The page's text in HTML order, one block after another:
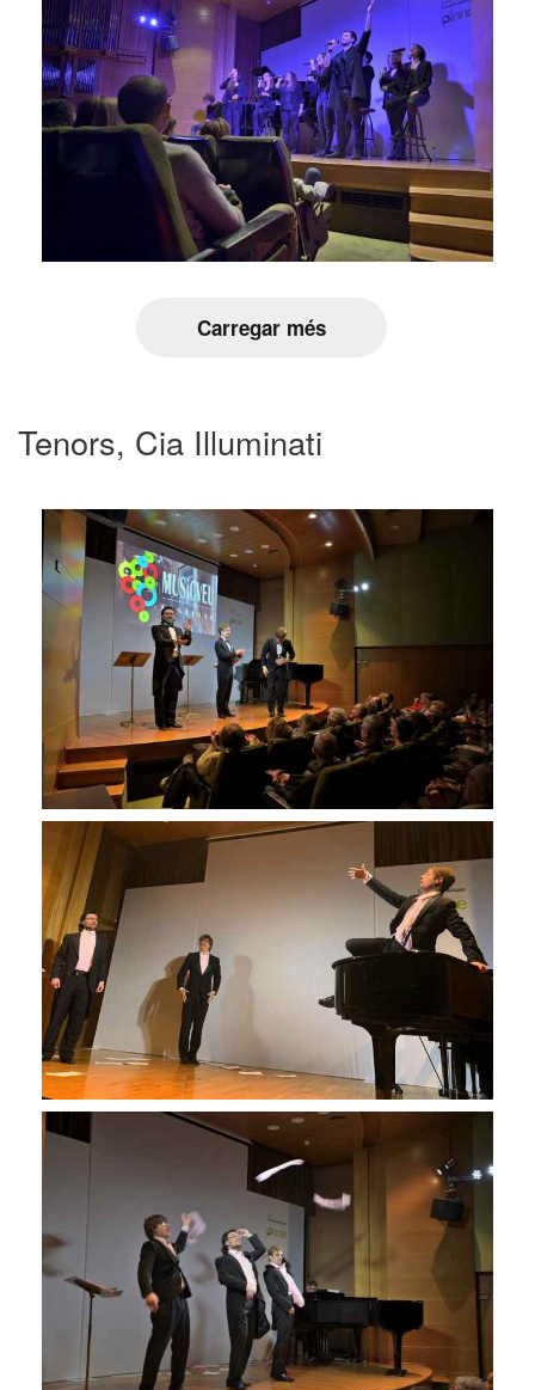
Carregar més
Tenors, Cia Illuminati